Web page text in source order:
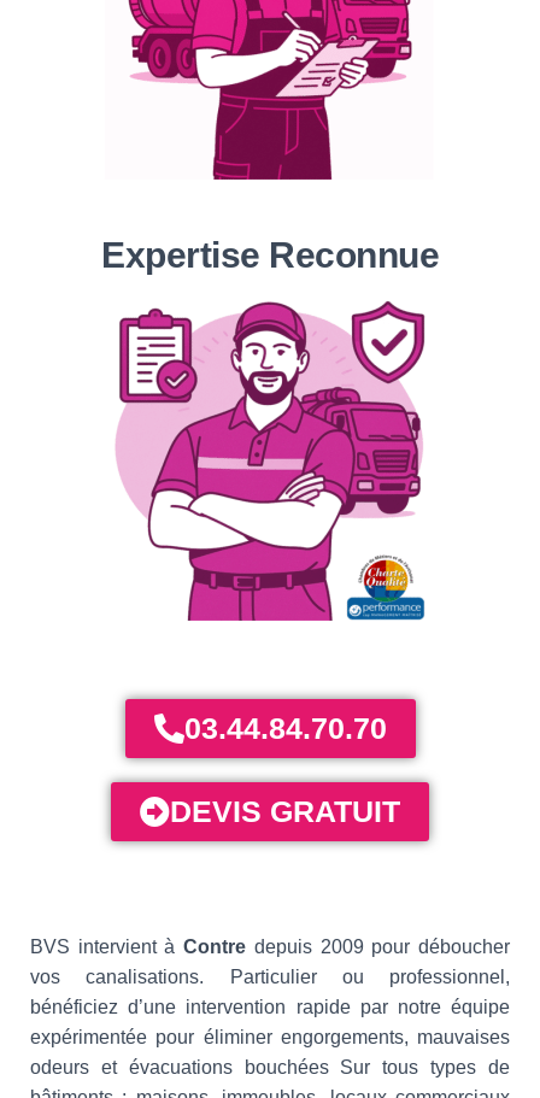
Expertise Reconnue
03.44.84.70.70
DEVIS GRATUIT
BVS intervient àContre depuis 2009 pour déboucher
vos canalisations. Particulier ou professionnel,
bénéficiez d’une intervention rapide par notre équipe
expérimentée pour éliminer engorgements, mauvaises
odeurs et évacuations bouchées Sur tous types de